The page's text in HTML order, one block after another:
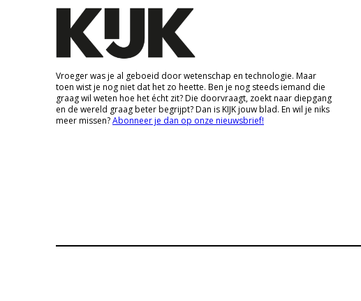
Vroeger was je al geboeid door wetenschap en technologie. Maar
toen wist je nog niet dat het zo heette. Ben je nog steeds iemand die
graag wil weten hoe het écht zit? Die doorvraagt, zoekt naar diepgang
en de wereld graag beter begrijpt? Dan is KIJK jouw blad. En wil je niks
meer missen?Abonneer je dan op onze nieuwsbrief!